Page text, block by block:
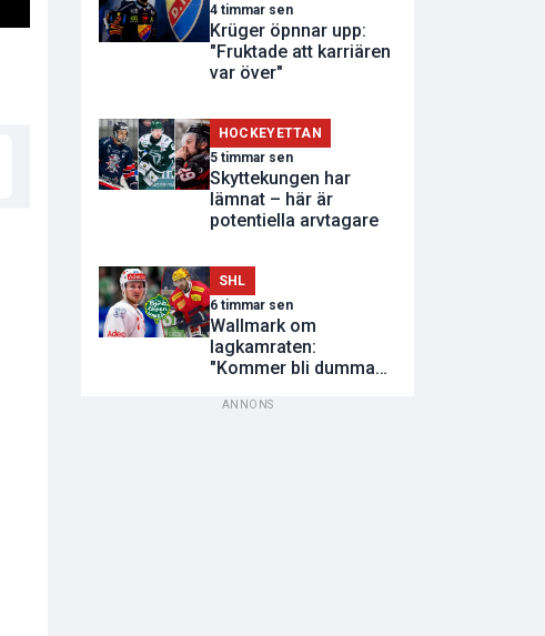
4 timmar sen
Krüger öpnnar upp:
"Fruktade att karriären
var över"
HOCKEYETTAN
5 timmar sen
Skyttekungen har
lämnat – här är
potentiella arvtagare
SHL
6 timmar sen
Wallmark om
lagkamraten:
"Kommer bli dumma
ANNONS